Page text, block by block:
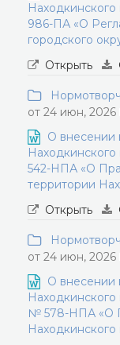
Находкинского
986-ПА «О
городского
Открыть
от 24 июн, 2026
О внесении
Находкинского
542-НПА «О
территории
Открыть
от 24 июн, 2026
О внесении
Находкинского
№ 578-НПА «О
Находкинского